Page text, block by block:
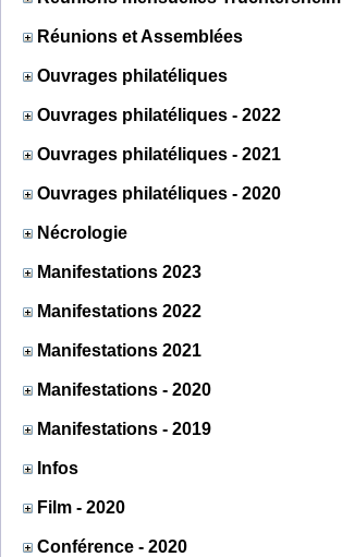
Réunions et Assemblées
Ouvrages philatéliques
Ouvrages philatéliques - 2022
Ouvrages philatéliques - 2021
Ouvrages philatéliques - 2020
Nécrologie
Manifestations 2023
Manifestations 2022
Manifestations 2021
Manifestations - 2020
Manifestations - 2019
Infos
Film - 2020
Conférence - 2020